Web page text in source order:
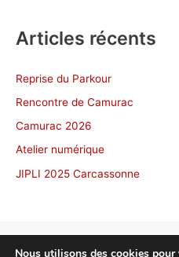
Articles récents
Reprise du Parkour
Rencontre de Camurac
Camurac 2026
Atelier numérique
JIPLI 2025 Carcassonne
Nous utilisons des cookies